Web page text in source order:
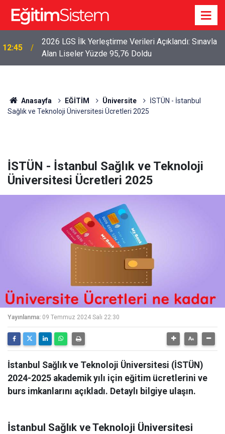
12:45
2026 LGS İlk Yerleştirme Verileri Açıklandı: Sınavla
Alan Liseler Yüzde 95,76 Doldu
Anasayfa EĞİTİM Üniversite
İSTÜN - İstanbul
Sağlık ve Teknoloji Üniversitesi Ücretleri 2025
İSTÜN - İstanbul Sağlık ve Teknoloji
Üniversitesi Ücretleri 2025
Yayınlanma: 09 Temmuz 2024 Salı 22:30
İstanbul Sağlık ve Teknoloji Üniversitesi (İSTÜN)
2024-2025 akademik yılı için eğitim ücretlerini ve
burs imkanlarını açıkladı. Detaylı bilgiye ulaşın.
İstanbul Sağlık ve Teknoloji Üniversitesi